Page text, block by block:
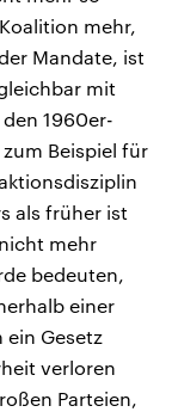
mehr,
Mandate, ist
mit
1960er-
Beispiel für
als früher ist
mehr
bedeuten,
einer
ein Gesetz
verloren
Parteien,